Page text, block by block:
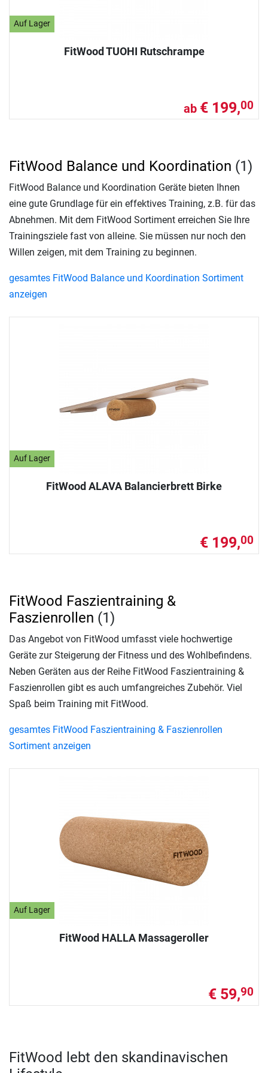
Auf Lager
FitWood TUOHI Rutschrampe
ab € 199,00
Auf Lager
FitWood ALAVA Balancierbrett Birke
€ 199,00
FitWood Balance und Koordination (1)
FitWood Balance und Koordination Geräte bieten Ihnen
eine gute Grundlage für ein effektives Training, z.B. für das
Abnehmen. Mit dem FitWood Sortiment erreichen Sie Ihre
Trainingsziele fast von alleine. Sie müssen nur noch den
Willen zeigen, mit dem Training zu beginnen.
gesamtes FitWood Balance und Koordination Sortiment
anzeigen
Auf Lager
FitWood HALLA Massageroller
€ 59,90
FitWood Faszientraining &
Faszienrollen (1)
Das Angebot von FitWood umfasst viele hochwertige
Geräte zur Steigerung der Fitness und des Wohlbefindens.
Neben Geräten aus der Reihe FitWood Faszientraining &
Faszienrollen gibt es auch umfangreiches Zubehör. Viel
Spaß beim Training mit FitWood.
gesamtes FitWood Faszientraining & Faszienrollen
Sortiment anzeigen
FitWood lebt den skandinavischen